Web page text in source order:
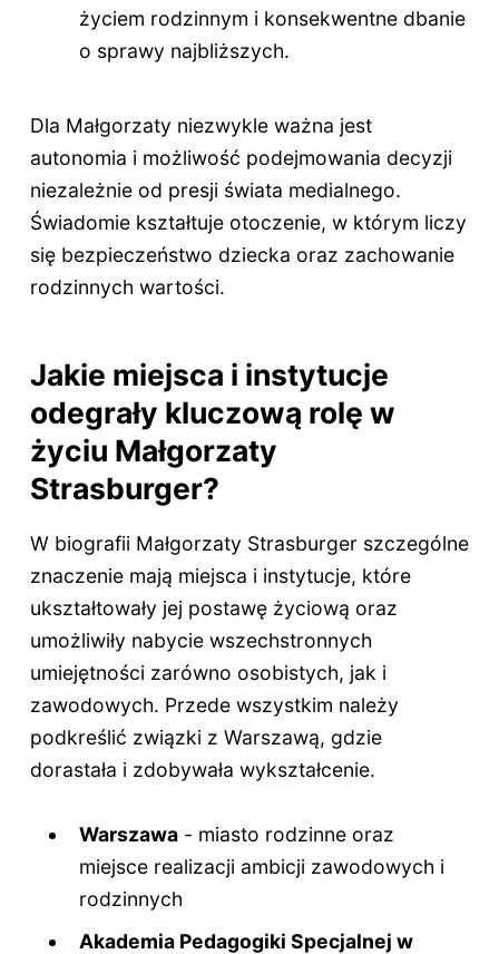
życiem rodzinnym i konsekwentne dbanie
o sprawy najbliższych.
Dla Małgorzaty niezwykle ważna jest
autonomia i możliwość podejmowania decyzji
niezależnie od presji świata medialnego.
Świadomie kształtuje otoczenie, w którym liczy
się bezpieczeństwo dziecka oraz zachowanie
rodzinnych wartości.
Jakie miejsca i instytucje
odegrały kluczową rolę w
życiu Małgorzaty
Strasburger?
W biografii Małgorzaty Strasburger szczególne
znaczenie mają miejsca i instytucje, które
ukształtowały jej postawę życiową oraz
umożliwiły nabycie wszechstronnych
umiejętności zarówno osobistych, jak i
zawodowych. Przede wszystkim należy
podkreślić związki z Warszawą, gdzie
dorastała i zdobywała wykształcenie.
Warszawa - miasto rodzinne oraz
miejsce realizacji ambicji zawodowych i
rodzinnych
Akademia Pedagogiki Specjalnej w